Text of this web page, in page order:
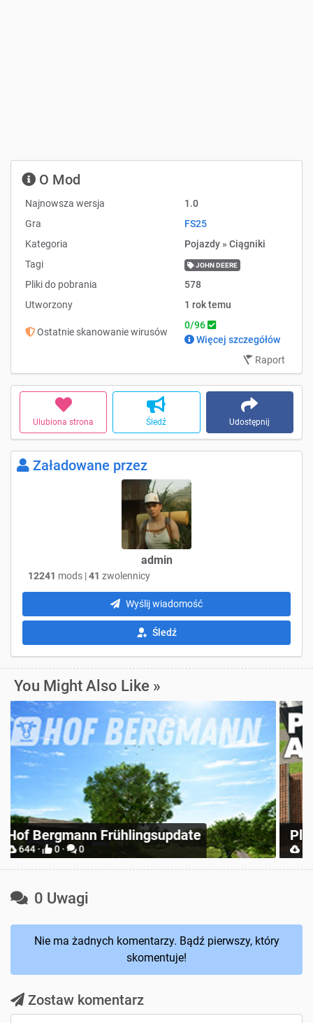
Ulubiona strona Śledź Udostępnij
O Mod
Najnowsza wersja
1.0
Gra
FS25
Kategoria
Pojazdy » Ciągniki
Tagi
JOHN DEERE
Pliki do pobrania
578
Utworzony
1 rok temu
Ostatnie skanowanie wirusów
0/96
Więcej szczegółów
Raport
Załadowane przez
admin
12241 mods |41 zwolennicy
Wyślij wiadomość
Śledź
You Might Also Like »
Place Anywhere
12739 · 9 ·
0 Uwagi
Nie ma żadnych komentarzy. Bądź pierwszy, który
skomentuje!
Zostaw komentarz